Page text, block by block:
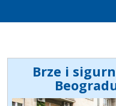
Brze i